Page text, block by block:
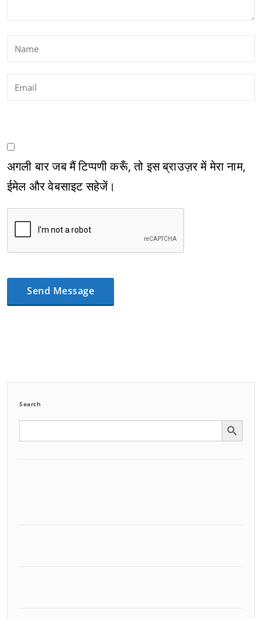
अगली बार जब मैं टिप्पणी करूँ, तो इस ब्राउज़र में मेरा नाम,
ईमेल और वेबसाइट सहेजें।
Search
Search Search Button